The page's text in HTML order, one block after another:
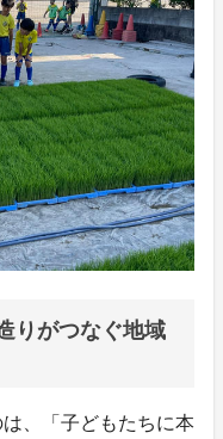
りがつなぐ地域
、「子どもたちに本